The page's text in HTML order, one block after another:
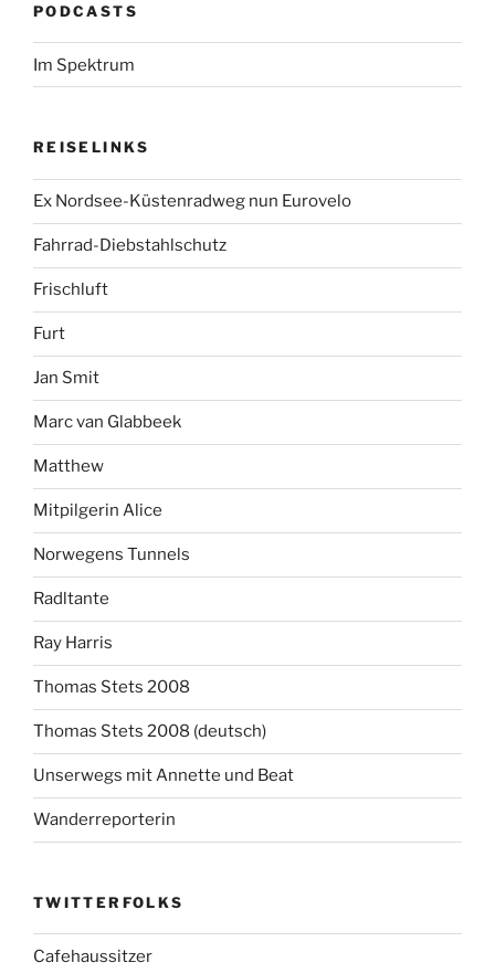
PODCASTS
Im Spektrum
REISELINKS
Ex Nordsee-Küstenradweg nun Eurovelo
Fahrrad-Diebstahlschutz
Frischluft
Furt
Jan Smit
Marc van Glabbeek
Matthew
Mitpilgerin Alice
Norwegens Tunnels
Radltante
Ray Harris
Thomas Stets 2008
Thomas Stets 2008 (deutsch)
Unserwegs mit Annette und Beat
Wanderreporterin
TWITTERFOLKS
Cafehaussitzer